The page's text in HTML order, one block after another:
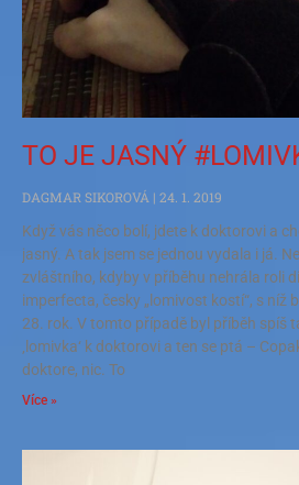
TO JE JASNÝ
DAGMAR SIKOROVÁ
24. 1. 2019
Když vás něco bolí, jdete k doktorovi a
jasný. A tak jsem se jednou vydala i já.
zvláštního, kdyby v příběhu nehrála roli
imperfecta, česky „lomivost kostí“, s níž
28. rok. V tomto případě byl příběh spíš
‚lomivka‘ k doktorovi a ten se ptá –
doktore, nic. To
Více »